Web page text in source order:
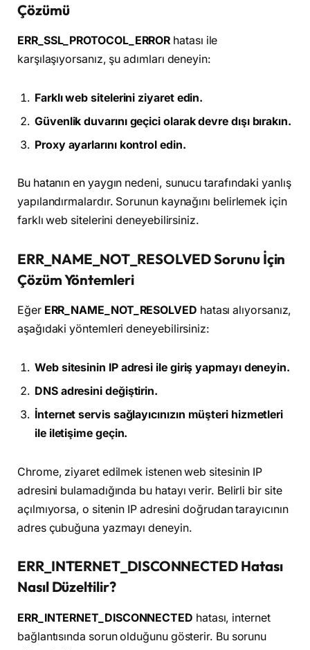
Çözümü
ERR_SSL_PROTOCOL_ERROR hatası ile
karşılaşıyorsanız, şu adımları deneyin:
Farklı web sitelerini ziyaret edin.
Güvenlik duvarını geçici olarak devre dışı bırakın.
Proxy ayarlarını kontrol edin.
Bu hatanın en yaygın nedeni, sunucu tarafındaki yanlış
yapılandırmalardır. Sorunun kaynağını belirlemek için
farklı web sitelerini deneyebilirsiniz.
ERR_NAME_NOT_RESOLVED Sorunu İçin
Çözüm Yöntemleri
Eğer ERR_NAME_NOT_RESOLVED hatası alıyorsanız,
aşağıdaki yöntemleri deneyebilirsiniz:
Web sitesinin IP adresi ile giriş yapmayı deneyin.
DNS adresini değiştirin.
İnternet servis sağlayıcınızın müşteri hizmetleri
ile iletişime geçin.
Chrome, ziyaret edilmek istenen web sitesinin IP
adresini bulamadığında bu hatayı verir. Belirli bir site
açılmıyorsa, o sitenin IP adresini doğrudan tarayıcının
adres çubuğuna yazmayı deneyin.
ERR_INTERNET_DISCONNECTED Hatası
Nasıl Düzeltilir?
ERR_INTERNET_DISCONNECTED hatası, internet
bağlantısında sorun olduğunu gösterir. Bu sorunu